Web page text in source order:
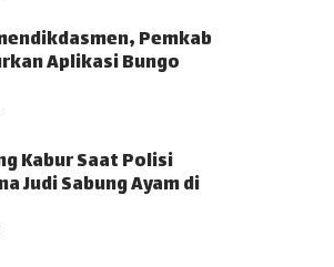
Pemkab
Aplikasi Bungo
Kabur Saat Polisi
Judi Sabung Ayam di